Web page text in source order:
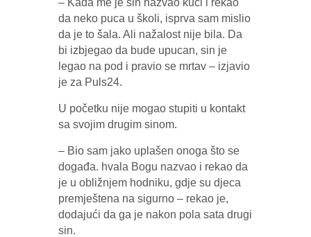
– Kada me je sin nazvao kući i rekao
da neko puca u školi, isprva sam mislio
da je to šala. Ali nažalost nije bila. Da
bi izbjegao da bude upucan, sin je
legao na pod i pravio se mrtav – izjavio
je za Puls24.
U početku nije mogao stupiti u kontakt
sa svojim drugim sinom.
– Bio sam jako uplašen onoga što se
događa. hvala Bogu nazvao i rekao da
je u obližnjem hodniku, gdje su djeca
premještena na sigurno – rekao je,
dodajući da ga je nakon pola sata drugi
sin.